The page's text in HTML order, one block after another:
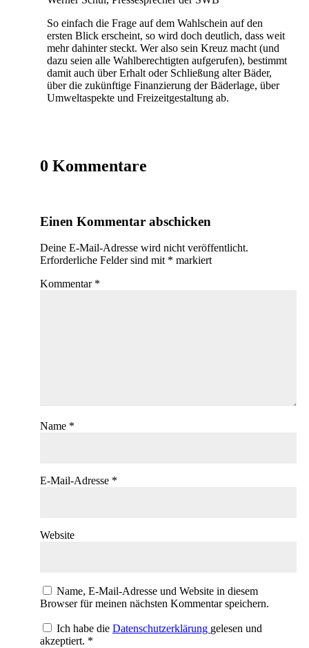
So einfach die Frage auf dem Wahlschein auf den
ersten Blick erscheint, so wird doch deutlich, dass weit
mehr dahinter steckt. Wer also sein Kreuz macht (und
dazu seien alle Wahlberechtigten aufgerufen), bestimmt
damit auch über Erhalt oder Schließung alter Bäder,
über die zukünftige Finanzierung der Bäderlage, über
Umweltaspekte und Freizeitgestaltung ab.
0 Kommentare
Einen Kommentar abschicken
Deine E-Mail-Adresse wird nicht veröffentlicht.
Erforderliche Felder sind mit * markiert
Kommentar *
Name *
E-Mail-Adresse *
Website
Name, E-Mail-Adresse und Website in diesem
Browser für meinen nächsten Kommentar speichern.
Ich habe die Datenschutzerklärung gelesen und
akzeptiert. *